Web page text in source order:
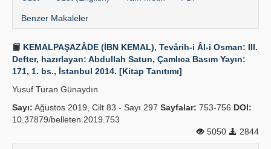
Benzer Makaleler
KEMALPAŞAZÂDE (İBN KEMAL), Tevârih-i Âl-i Osman: III.
Defter, hazırlayan: Abdullah Satun, Çamlıca Basım Yayın:
171, 1. bs., İstanbul 2014. [Kitap Tanıtımı]
Yusuf Turan Günaydın
Sayı: Ağustos 2019, Cilt 83 - Sayı 297 Sayfalar: 753-756 DOI:
10.37879/belleten.2019.753
5050
2844